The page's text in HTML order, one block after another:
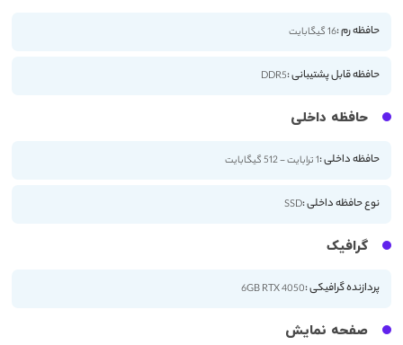
حافظه رم :16 گیگابایت
حافظه قابل پشتیبانی :DDR5
حافظه داخلی
حافظه داخلی :1 ترابایت - 512 گیگابایت
نوع حافظه داخلی :SSD
گرافیک
پردازنده گرافیکی :6GB RTX 4050
صفحه نمایش